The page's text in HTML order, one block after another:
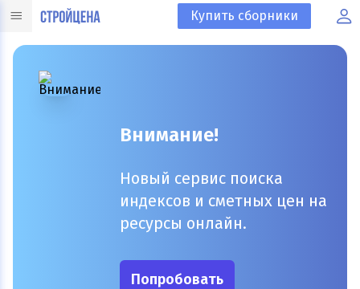
Купить сборники
Внимание!
Новый сервис поиска
индексов и сметных цен на
ресурсы онлайн.
Попробовать